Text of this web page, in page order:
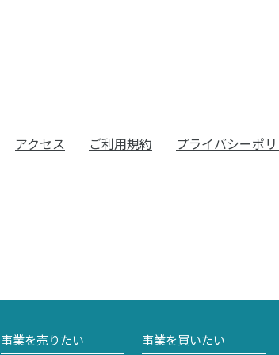
アクセス ご利用規約 プライバシーポ
事業を売りたい 事業を買いたい